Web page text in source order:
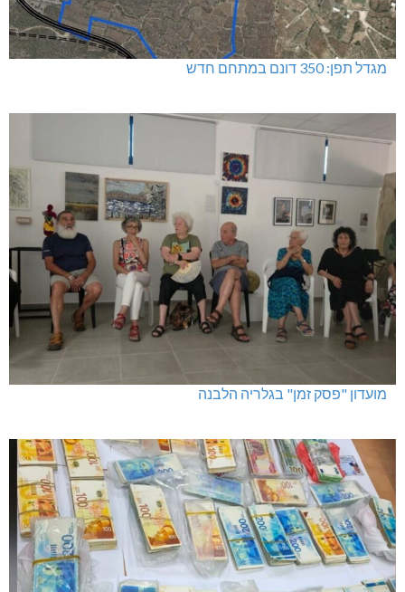
מגדל תפן: 350 דונם במתחם חדש
מועדון "פסק זמן" בגלריה הלבנה